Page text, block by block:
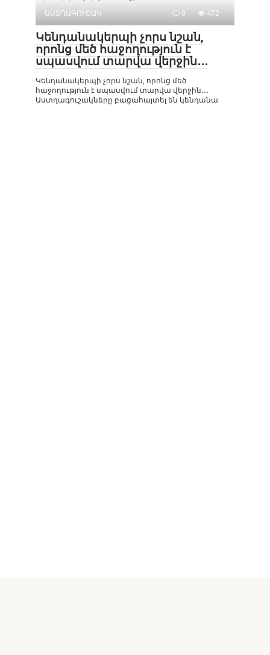
ԱՍՏՂԱԳՈՒՇԱԿ
0 472
Կենդանակերպի չորս նշան,
որոնց մեծ հաջողություն է
սպասվում տարվա վերջին․․․
Կենդանակերպի չորս նշան, որոնց մեծ
հաջողություն է սպասվում տարվա վերջին․․․
Աստղագուշակները բացահայտել են կենդանա